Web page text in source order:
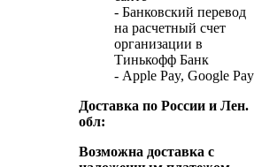
- Банковский перевод
на расчетный счет
организации в
Тинькофф Банк
- Apple Pay, Google Pay
Доставка по России и Лен.
обл:
Возможна доставка с